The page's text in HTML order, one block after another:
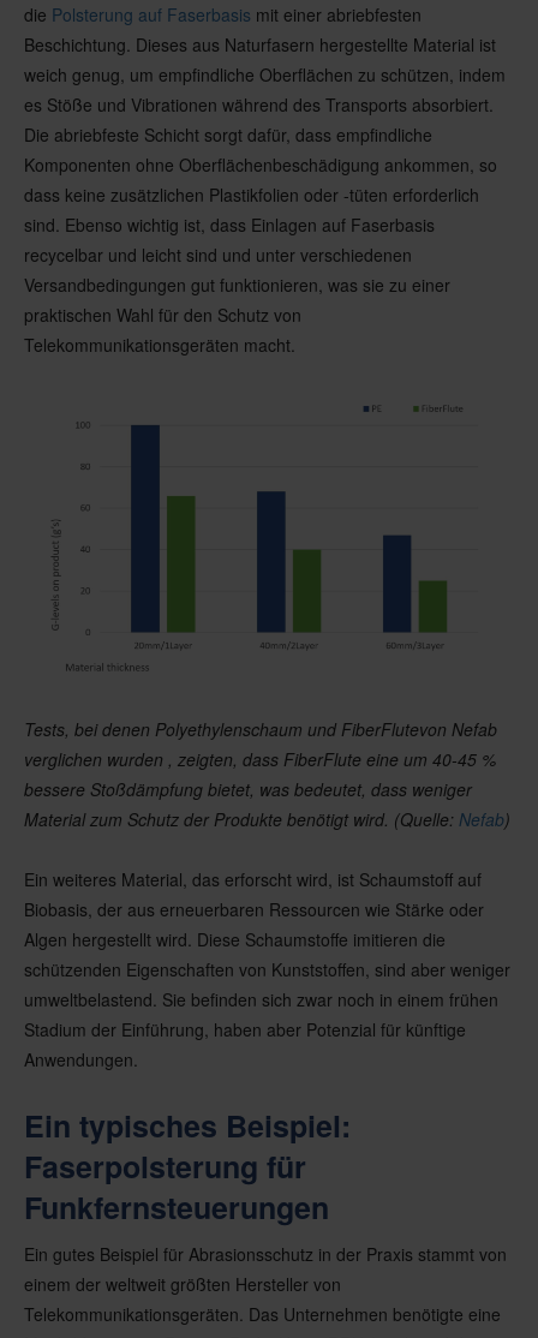
die Polsterung auf Faserbasis mit einer abriebfesten
Beschichtung. Dieses aus Naturfasern hergestellte Material ist
weich genug, um empfindliche Oberflächen zu schützen, indem
es Stöße und Vibrationen während des Transports absorbiert.
Die abriebfeste Schicht sorgt dafür, dass empfindliche
Komponenten ohne Oberflächenbeschädigung ankommen, so
dass keine zusätzlichen Plastikfolien oder -tüten erforderlich
sind. Ebenso wichtig ist, dass Einlagen auf Faserbasis
recycelbar und leicht sind und unter verschiedenen
Versandbedingungen gut funktionieren, was sie zu einer
praktischen Wahl für den Schutz von
Telekommunikationsgeräten macht.
Tests, bei denen Polyethylenschaum und FiberFlutevon Nefab
verglichen wurden , zeigten, dass FiberFlute eine um 40-45 %
bessere Stoßdämpfung bietet, was bedeutet, dass weniger
Material zum Schutz der Produkte benötigt wird. (Quelle: Nefab)
Ein weiteres Material, das erforscht wird, ist Schaumstoff auf
Biobasis, der aus erneuerbaren Ressourcen wie Stärke oder
Algen hergestellt wird. Diese Schaumstoffe imitieren die
schützenden Eigenschaften von Kunststoffen, sind aber weniger
umweltbelastend. Sie befinden sich zwar noch in einem frühen
Stadium der Einführung, haben aber Potenzial für künftige
Anwendungen.
Ein typisches Beispiel:
Faserpolsterung für
Funkfernsteuerungen
Ein gutes Beispiel für Abrasionsschutz in der Praxis stammt von
einem der weltweit größten Hersteller von
Telekommunikationsgeräten. Das Unternehmen benötigte eine